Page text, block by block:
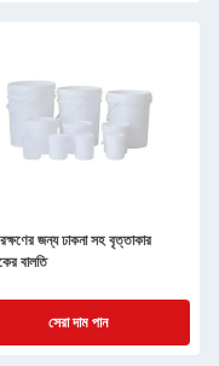
জন্য ঢাকনা সহ বৃত্তাকার
বালতি
সেরা দাম পান